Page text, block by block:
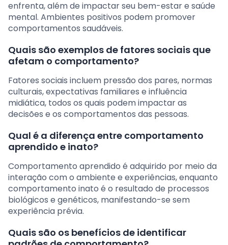
enfrenta, além de impactar seu bem-estar e saúde
mental. Ambientes positivos podem promover
comportamentos saudáveis.
Quais são exemplos de fatores sociais que
afetam o comportamento?
Fatores sociais incluem pressão dos pares, normas
culturais, expectativas familiares e influência
midiática, todos os quais podem impactar as
decisões e os comportamentos das pessoas.
Qual é a diferença entre comportamento
aprendido e inato?
Comportamento aprendido é adquirido por meio da
interação com o ambiente e experiências, enquanto
comportamento inato é o resultado de processos
biológicos e genéticos, manifestando-se sem
experiência prévia.
Quais são os benefícios de identificar